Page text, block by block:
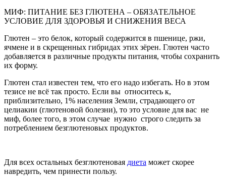
МИФ: ПИТАНИЕ БЕЗ ГЛЮТЕНА – ОБЯЗАТЕЛЬНОЕ
УСЛОВИЕ ДЛЯ ЗДОРОВЬЯ И СНИЖЕНИЯ ВЕСА
Глютен – это белок, который содержится в пшенице, ржи,
ячмене и в скрещенных гибридах этих зёрен. Глютен часто
добавляется в различные продукты питания, чтобы сохранить
их форму.
Глютен стал известен тем, что его надо избегать. Но в этом
тезисе не всё так просто. Если вы относитесь к,
приблизительно, 1% населения Земли, страдающего от
целиакии (глютеновой болезни), то это условие для вас не
миф, более того, в этом случае нужно строго следить за
потреблением безглютеновых продуктов.
Для всех остальных безглютеновая диета может скорее
навредить, чем принести пользу.